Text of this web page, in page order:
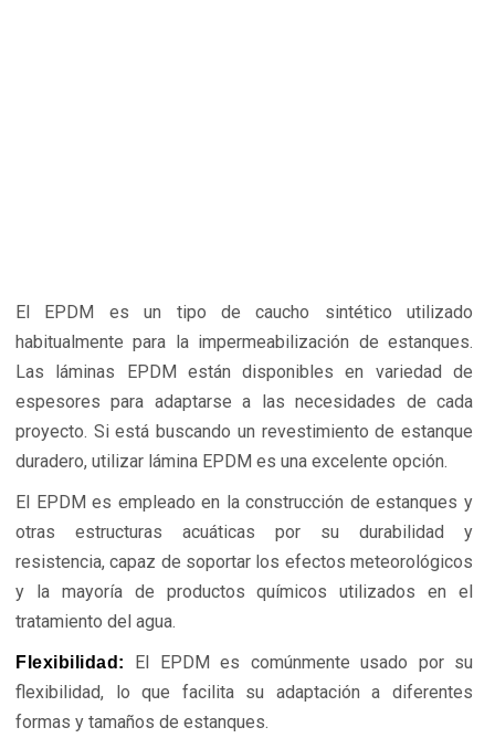
El EPDM es un tipo de caucho sintético utilizado
habitualmente para la impermeabilización de estanques.
Las láminas EPDM están disponibles en variedad de
espesores para adaptarse a las necesidades de cada
proyecto. Si está buscando un revestimiento de estanque
duradero, utilizar lámina EPDM es una excelente opción.
El EPDM es empleado en la construcción de estanques y
otras estructuras acuáticas por su durabilidad y
resistencia, capaz de soportar los efectos meteorológicos
y la mayoría de productos químicos utilizados en el
tratamiento del agua.
Flexibilidad:
El EPDM es comúnmente usado por su
flexibilidad, lo que facilita su adaptación a diferentes
formas y tamaños de estanques.